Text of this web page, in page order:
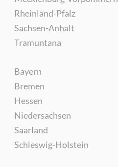
Rheinland-Pfalz
Sachsen-Anhalt
Tramuntana
Bayern
Bremen
Hessen
Niedersachsen
Saarland
Schleswig-Holstein